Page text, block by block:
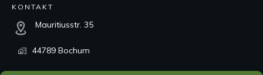
KONTAKT
Mauritiusstr. 35
44789 Bochum